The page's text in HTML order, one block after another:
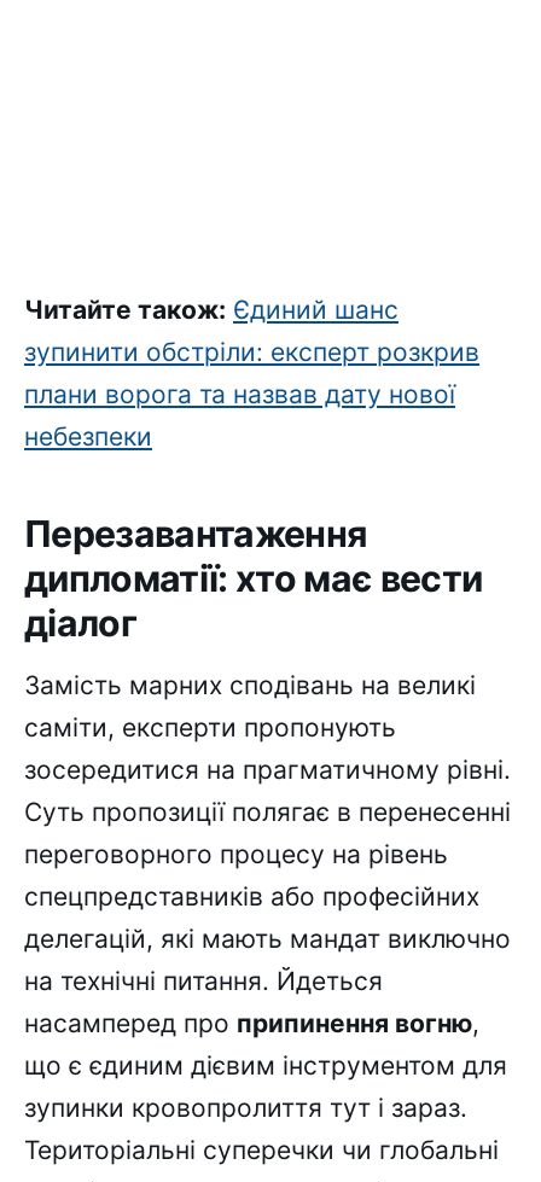
Читайте також: Єдиний шанс
зупинити обстріли: експерт розкрив
плани ворога та назвав дату нової
небезпеки
Перезавантаження
дипломатії: хто має вести
діалог
Замість марних сподівань на великі
саміти, експерти пропонують
зосередитися на прагматичному рівні.
Суть пропозиції полягає в перенесенні
переговорного процесу на рівень
спецпредставників або професійних
делегацій, які мають мандат виключно
на технічні питання. Йдеться
насамперед про припинення вогню,
що є єдиним дієвим інструментом для
зупинки кровопролиття тут і зараз.
Територіальні суперечки чи глобальні